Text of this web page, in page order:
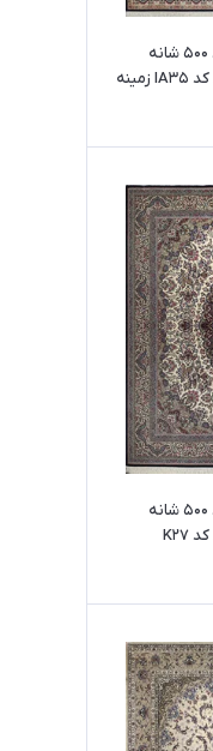
فرش ستاره کویر یزد 500 شانه
کلکسیون ایساتیس کد IA35 زمینه
فرش ستاره کویر یزد 500 شانه
کلکسیون ایساتیس کد K27